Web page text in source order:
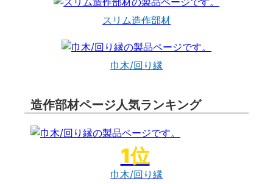
スリム造作部材
巾木/回り縁
造作部材ページ人気ランキング
巾木/回り縁